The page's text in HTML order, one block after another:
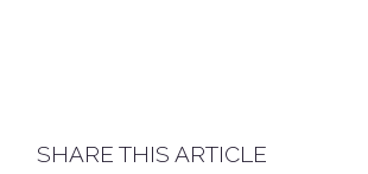
SHARE THIS ARTICLE